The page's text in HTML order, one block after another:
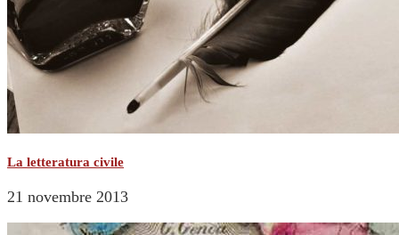
La letteratura civile
21 novembre 2013